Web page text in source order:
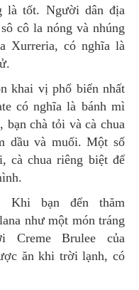
là tốt. Người dân địa
cô la nóng và nhúng
Xurreria, có nghĩa là
khai vị phổ biến nhất
có nghĩa là bánh mì
chà tỏi và cà chua
dầu và muối. Một số
cà chua riêng biệt để
Khi bạn đến thăm
như một món tráng
Creme Brulee của
ăn khi trời lạnh, có